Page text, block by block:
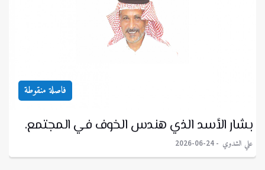
فاصلة منقوطة
بشار الأسد الذي هندس الخوف في المجتمع.
علي الشدوي 2026-06-24